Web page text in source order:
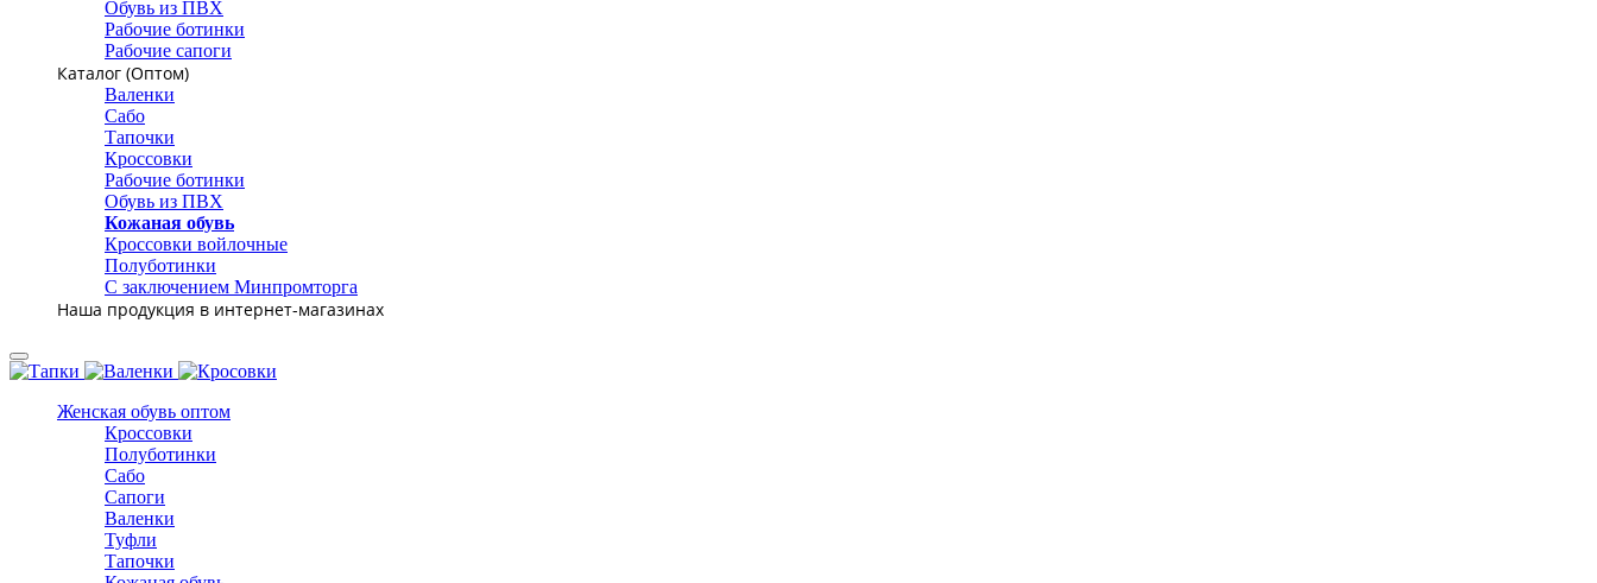
Обувь из ПВХ
Рабочие ботинки
Рабочие сапоги
Каталог (Оптом)
Валенки
Сабо
Тапочки
Кроссовки
Рабочие ботинки
Обувь из ПВХ
Кожаная обувь
Кроссовки войлочные
Полуботинки
С заключением Минпромторга
Наша продукция в интернет-магазинах
Женская обувь оптом
Кроссовки
Полуботинки
Сабо
Сапоги
Валенки
Туфли
Тапочки